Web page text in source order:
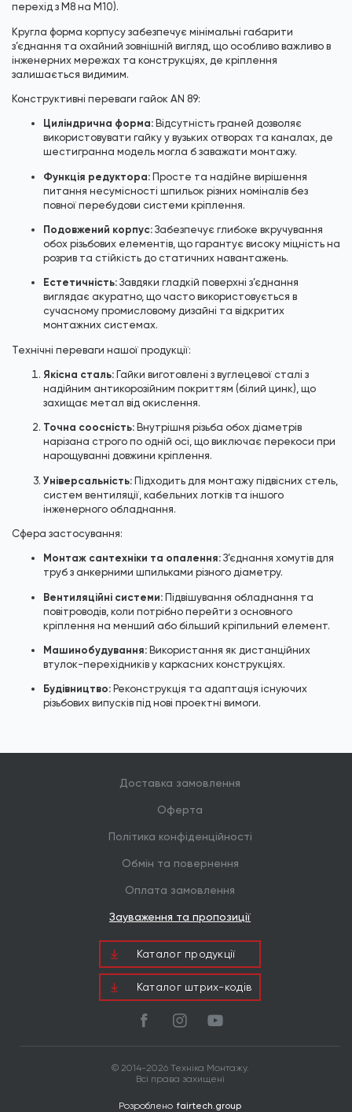
перехід з M8 на M10).
Кругла форма корпусу забезпечує мінімальні габарити
з’єднання та охайний зовнішній вигляд, що особливо важливо в
інженерних мережах та конструкціях, де кріплення
залишається видимим.
Конструктивні переваги гайок AN 89:
Циліндрична форма: Відсутність граней дозволяє
використовувати гайку у вузьких отворах та каналах, де
шестигранна модель могла б заважати монтажу.
Функція редуктора: Просте та надійне вирішення
питання несумісності шпильок різних номіналів без
повної перебудови системи кріплення.
Подовжений корпус: Забезпечує глибоке вкручування
обох різьбових елементів, що гарантує високу міцність на
розрив та стійкість до статичних навантажень.
Естетичність: Завдяки гладкій поверхні з’єднання
виглядає акуратно, що часто використовується в
сучасному промисловому дизайні та відкритих
монтажних системах.
Технічні переваги нашої продукції:
Якісна сталь: Гайки виготовлені з вуглецевої сталі з
надійним антикорозійним покриттям (білий цинк), що
захищає метал від окислення.
Точна соосність: Внутрішня різьба обох діаметрів
нарізана строго по одній осі, що виключає перекоси при
нарощуванні довжини кріплення.
Універсальність: Підходить для монтажу підвісних стель,
систем вентиляції, кабельних лотків та іншого
інженерного обладнання.
Сфера застосування:
Монтаж сантехніки та опалення: З’єднання хомутів для
труб з анкерними шпильками різного діаметру.
Вентиляційні системи: Підвішування обладнання та
повітроводів, коли потрібно перейти з основного
кріплення на менший або більший кріпильний елемент.
Машинобудування: Використання як дистанційних
втулок-перехідників у каркасних конструкціях.
Будівництво: Реконструкція та адаптація існуючих
різьбових випусків під нові проектні вимоги.
Доставка замовлення
Оферта
Політика конфіденційності
Обмін та повернення
Оплата замовлення
Зауваження та пропозиції
Каталог продукцiї
Каталог штрих-кодів
© 2014-2026 Техніка Монтажу.
Всі права захищені
Розроблено fairtech.group